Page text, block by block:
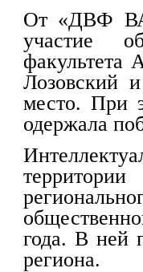
От «ДВФ
участие
факультета
Лозовский
место. При
одержала
года. В ней
региона.